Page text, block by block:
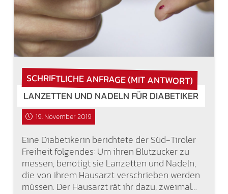
SCHRIFTLICHE ANFRAGE (MIT ANTWORT)
LANZETTEN UND NADELN FÜR DIABETIKER
19. November 2019
Eine Diabetikerin berichtete der Süd-Tiroler
Freiheit folgendes: Um ihren Blutzucker zu
messen, benötigt sie Lanzetten und Nadeln,
die von ihrem Hausarzt verschrieben werden
müssen. Der Hausarzt rät ihr dazu, zweimal…